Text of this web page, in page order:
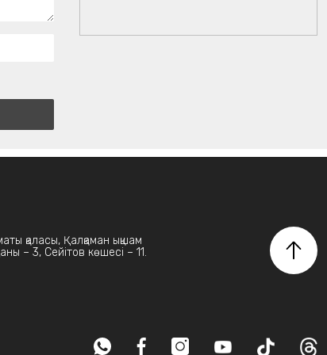
қаласы, Қалқаман ықшам
– 3, Сейітов көшесі – 11.